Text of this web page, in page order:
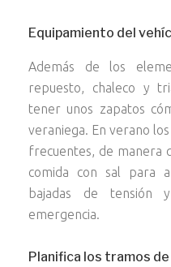
Equipamiento del
Además de los
repuesto, chaleco y
tener unos zapatos
veraniega. En verano
frecuentes, de manera
comida con sal para
bajadas de
emergencia.
Planifica los tramos